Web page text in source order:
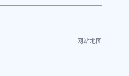
网站地图